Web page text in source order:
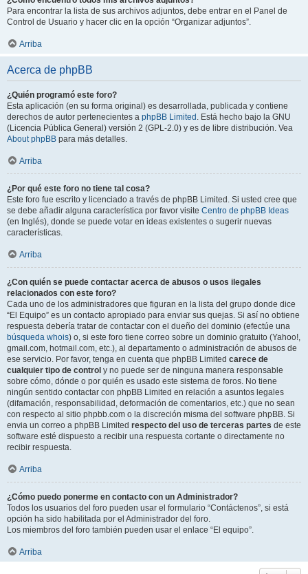
Para encontrar la lista de sus archivos adjuntos, debe entrar en el Panel de
Control de Usuario y hacer clic en la opción “Organizar adjuntos”.
Arriba
Acerca de phpBB
¿Quién programó este foro?
Esta aplicación (en su forma original) es desarrollada, publicada y contiene
derechos de autor pertenecientes a phpBB Limited . Está hecho bajo la GNU
(Licencia Pública General) versión 2 (GPL-2.0) y es de libre distribución. Vea
About phpBB para más detalles.
Arriba
¿Por qué este foro no tiene tal cosa?
Este foro fue escrito y licenciado a través de phpBB Limited. Si usted cree que
se debe añadir alguna característica por favor visite Centro de phpBB Ideas
(en Inglés), donde se puede votar en ideas existentes o sugerir nuevas
características.
Arriba
¿Con quién se puede contactar acerca de abusos o usos ilegales
relacionados con este foro?
Cada uno de los administradores que figuran en la lista del grupo donde dice
“El Equipo” es un contacto apropiado para enviar sus quejas. Si así no obtiene
respuesta debería tratar de contactar con el dueño del dominio (efectúe una
búsqueda whois) o, si este foro tiene correo sobre un dominio gratuito (Yahoo!,
gmail.com, hotmail.com, etc.), al departamento o administración de abusos de
ese servicio. Por favor, tenga en cuenta que phpBB Limited carece de
cualquier tipo de control y no puede ser de ninguna manera responsable
sobre cómo, dónde o por quién es usado este sistema de foros. No tiene
ningún sentido contactar con phpBB Limited en relación a asuntos legales
(difamación, responsabilidad, deformación de comentarios, etc.) que no sean
con respecto al sitio phpbb.com o la discreción misma del software phpBB. Si
envia un correo a phpBB Limited respecto del uso de terceras partes de este
software esté dispuesto a recibir una respuesta cortante o directamente no
recibir respuesta.
Arriba
¿Cómo puedo ponerme en contacto con un Administrador?
Todos los usuarios del foro pueden usar el formulario “Contáctenos”, si está
opción ha sido habilitada por el Administrador del foro.
Los miembros del foro también pueden usar el enlace “El equipo”.
Arriba